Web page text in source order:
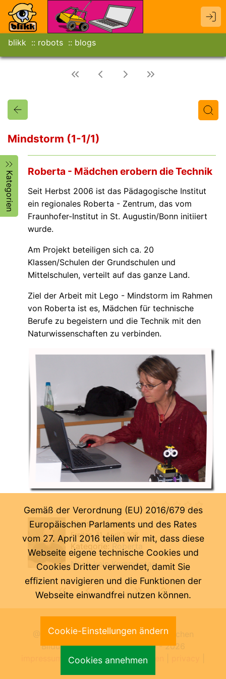
blikk robots blogs
Mindstorm (1-1/1)
Kategorien Roberta - Mädchen erobern die Technik
Seit Herbst 2006 ist das Pädagogische Institut
ein regionales Roberta - Zentrum, das vom
Fraunhofer-Institut in St. Augustin/Bonn initiiert
wurde.
Am Projekt beteiligen sich ca. 20
Klassen/Schulen der Grundschulen und
Mittelschulen, verteilt auf das ganze Land.
Ziel der Arbeit mit Lego - Mindstorm im Rahmen
von Roberta ist es, Mädchen für technische
Berufe zu begeistern und die Technik mit den
Naturwissenschaften zu verbinden.
Christian Laner
Freitag, 11. April 2008
Kategorie: Roberta
Noch kein Kommentar ...
@ Pädagogische Abteilung der Deutschen
Bildungsdirektion Bozen 2000 -2026
|benutzungsbedingungen
Gemäß der Verordnung (EU) 2016/679 des
Europäischen Parlaments und des Rates
vom 27. April 2016 teilen wir mit, dass diese
Webseite eigene technische Cookies und
Cookies Dritter verwendet, damit Sie
effizient navigieren und die Funktionen der
Webseite einwandfrei nutzen können.
Cookie-Einstellungen ändern
Cookies annehmen